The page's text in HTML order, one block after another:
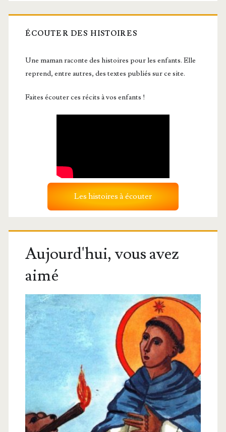
ÉCOUTER DES HISTOIRES
Une maman raconte des histoires pour les enfants. Elle
reprend, entre autres, des textes publiés sur ce site.
Faites écouter ces récits à vos enfants !
Les histoires à écouter
Aujourd'hui, vous avez
aimé